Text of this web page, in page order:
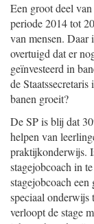
Een groot deel
periode 2014 tot
van mensen. Daar
overtuigd dat er
geïnvesteerd in
de
banen groeit?
De SP is blij dat
helpen van
praktijkonderwijs.
stagejobcoach in
stagejobcoach
speciaal onderwijs
verloopt de stage